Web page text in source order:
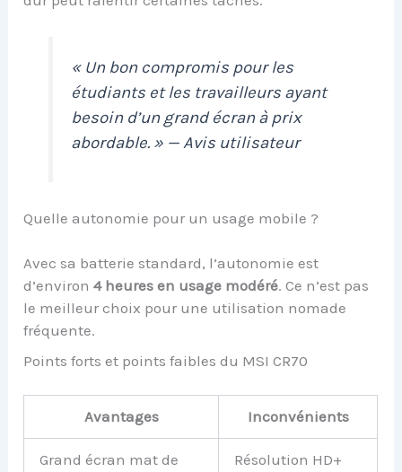
« Un bon compromis pour les
étudiants et les travailleurs ayant
besoin d’un grand écran à prix
abordable. » — Avis utilisateur
Quelle autonomie pour un usage mobile ?
Avec sa batterie standard, l’autonomie est
d’environ4 heures en usage modéré. Ce n’est pas
le meilleur choix pour une utilisation nomade
fréquente.
Points forts et points faibles du MSI CR70
Avantages Inconvénients
Grand écran mat de
Résolution HD+